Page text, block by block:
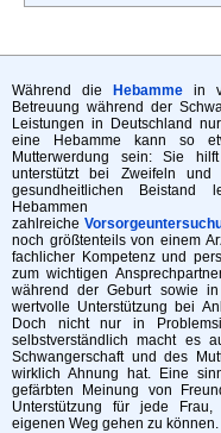
Während die Hebammein
Betreuung während der
Leistungen in Deutschland
eine Hebamme kann so
Mutterwerdung sein: Sie
unterstützt bei Zweifeln
gesundheitlichen Beistand
Hebammen
zahlreiche
noch größtenteils von einem
fachlicher Kompetenz und
zum wichtigen
während der Geburt sowie
wertvolle Unterstützung bei
Doch nicht nur in
selbstverständlich macht es
Schwangerschaft und des
wirklich Ahnung hat. Eine
gefärbten Meinung von
Unterstützung für jede
eigenen Weg gehen zu können.